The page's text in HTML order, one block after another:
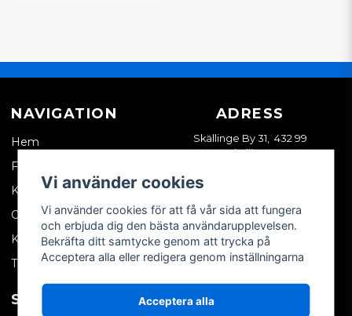
NAVIGATION
Hem
Företagskund
Kontakta oss
Om oss
Köpvillkor
Tips & trix
ADRESS
Skällinge By 31, 432 99
Skällinge
SOCIALA MEDIER MITT KONTO
Vi använder cookies
Vi använder cookies för att få vår sida att fungera
och erbjuda dig den bästa användarupplevelsen.
Bekräfta ditt samtycke genom att trycka på
Acceptera alla eller redigera genom inställningarna
Acceptera alla